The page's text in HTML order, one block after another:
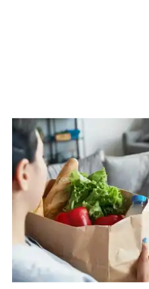
Service Services divers Aide
Livraison de
Service Aide aux courses